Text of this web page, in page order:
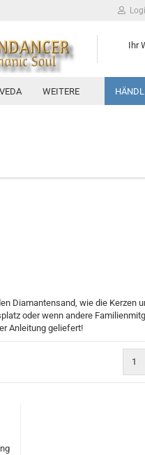
Ihr
WEITERE
Diamantensand, wie die Kerzen
oder wenn andere
Anleitung geliefert!
1